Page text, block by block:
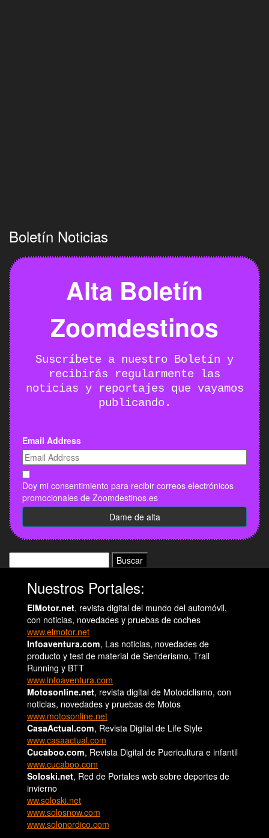
Boletín Noticias
Alta Boletín
Zoomdestinos
Suscríbete a nuestro Boletín y
recibirás regularmente las
noticias y reportajes que vayamos
publicando.
Email Address
Doy mi consentimiento para recibir correos electrónicos
promocionales de Zoomdestinos.es
Nuestros Portales:
ElMotor.net, revista digital del mundo del automóvil,
con noticias, novedades y pruebas de coches
www.elmotor.net
Infoaventura.com, Las noticias, novedades de
producto y test de material de Senderismo, Trail
Running y BTT
www.infoaventura.com
Motosonline.net, revista digital de Motociclismo, con
noticias, novedades y pruebas de Motos
www.motosonline.net
CasaActual.com, Revista Digital de Life Style
www.casaactual.com
Cucaboo.com, Revista Digital de Puericultura e infantil
www.cucaboo.com
Soloski.net, Red de Portales web sobre deportes de
invierno
ww.soloski.net
www.solosnow.com
www.solonordico.com